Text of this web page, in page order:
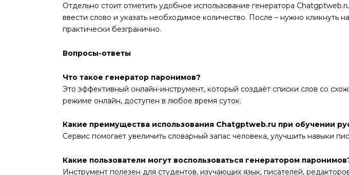
Отдельно стоит отметить удобное использование генератора
ввести слово и указать необходимое количество. После – нужно кликнуть
практически безгранично.
Вопросы-ответы
Что такое генератор паронимов?
Это эффективный онлайн-инструмент, который создаёт списки слов со
режиме онлайн, доступен в любое время суток.
Какие преимущества использования Chatgptweb.ru при обучении
Сервис помогает увеличить словарный запас человека, улучшить навыки
Какие пользователи могут воспользоваться генератором
Инструмент полезен для студентов, изучающих язык, писателей,